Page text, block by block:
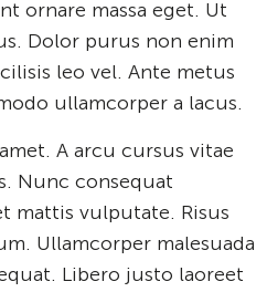
ornare massa eget. Ut
Dolor purus non enim
leo vel. Ante metus
ullamcorper a lacus.
A arcu cursus vitae
Nunc consequat
mattis vulputate. Risus
Ullamcorper malesuada
Libero justo laoreet